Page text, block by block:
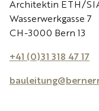
Architektin ETH/
Wasserwerkgasse 7
CH-3000 Bern 13
+41 (0)31 318 47 17